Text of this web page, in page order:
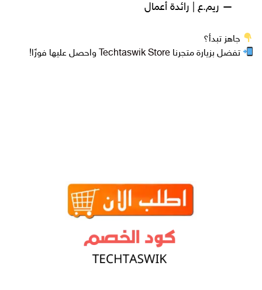
— ريم.ع | رائدة أعمال
جاهز تبدأ؟
تفضل بزيارة متجرناTechtaswik Store واحصل عليها فورًا!